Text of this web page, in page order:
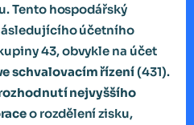
Tento hospodářský
účetního
43, obvykle na účet
schvalovacím řízení(431).
nejvyššího
o rozdělení zisku,